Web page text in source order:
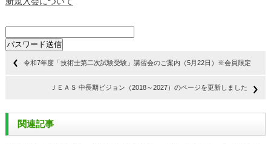
令和7年度「技術士第二次試験受験」講習会のご案内（5月22日）※会員限定
ＪＥＡＳ 中長期ビジョン（2018～2027）のページを更新しました
関連記事